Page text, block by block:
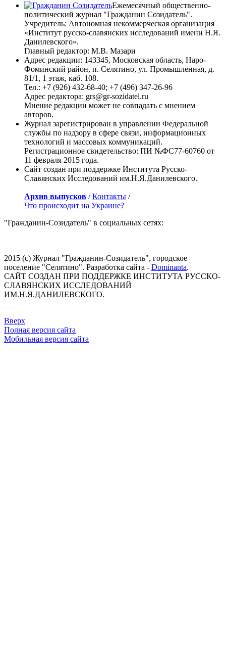
Ежемесячный общественно-
политический журнал "Гражданин Созидатель".
Учредитель: Автономная некоммерческая организация
«Институт русско-славянских исследований имени Н.Я.
Данилевского».
Главный редактор: М.В. Мазари
Адрес редакции: 143345, Московская область, Наро-
Фоминский район, п. Селятино, ул. Промышленная, д.
81/1, 1 этаж, каб. 108.
Тел.: +7 (926) 432-68-40; +7 (496) 347-26-96
Адрес редактора: grs@gr-sozidatel.ru
Мнение редакции может не совпадать с мнением
авторов.
Журнал зарегистрирован в управлении Федеральной
службы по надзору в сфере связи, информационных
технологий и массовых коммуникаций.
Регистрационное свидетельство: ПИ №ФС77-60760 от
11 февраля 2015 года.
Сайт создан при поддержке Института Русско-
Славянских Исследований им.Н.Я.Данилевского.
Архив выпусков /Контакты /
Что происходит на Украине?
"Гражданин-Созидатель" в социальных сетях:
2015 (с) Журнал "Гражданин-Созидатель", городское
поселение "Селятино". Разработка сайта - Dominanta.
САЙТ СОЗДАН ПРИ ПОДДЕРЖКЕ ИНСТИТУТА РУССКО-
СЛАВЯНСКИХ ИССЛЕДОВАНИЙ
ИМ.Н.Я.ДАНИЛЕВСКОГО.
Вверх
Полная версия сайта
Мобильная версия сайта